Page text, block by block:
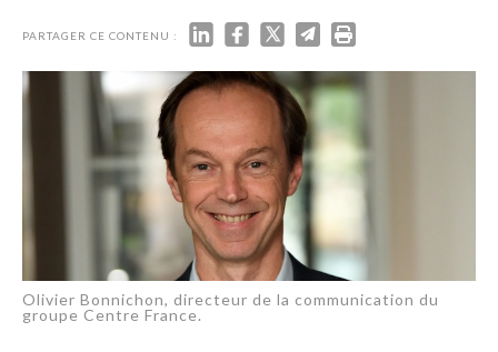
PARTAGER CE CONTENU :
Olivier Bonnichon, directeur de la communication du
groupe Centre France.